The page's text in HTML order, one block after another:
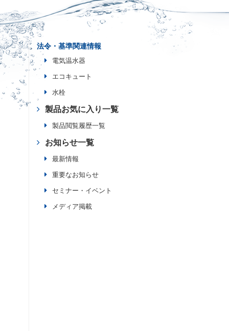
法令・基準関連情報
電気温水器
エコキュート
水栓
製品お気に入り一覧
製品閲覧履歴一覧
お知らせ一覧
最新情報
重要なお知らせ
セミナー・イベント
メディア掲載